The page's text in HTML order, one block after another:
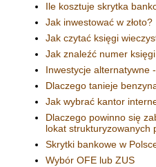
Ile kosztuje skrytka
Jak inwestować w złoto?
Jak czytać księgi
Jak znaleźć numer
Inwestycje alternatywne
Dlaczego tanieje
Jak wybrać kantor
Dlaczego powinno się
lokat strukturyzowanych
Skrytki bankowe w
Wybór OFE lub ZUS